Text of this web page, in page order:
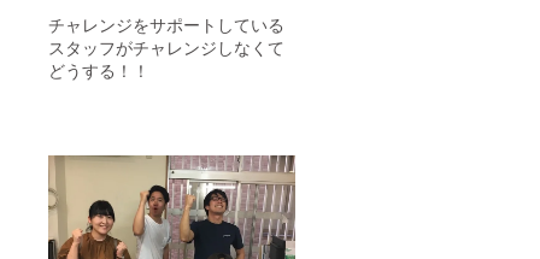
チャレンジをサポートしている
スタッフがチャレンジしなくて
どうする！！